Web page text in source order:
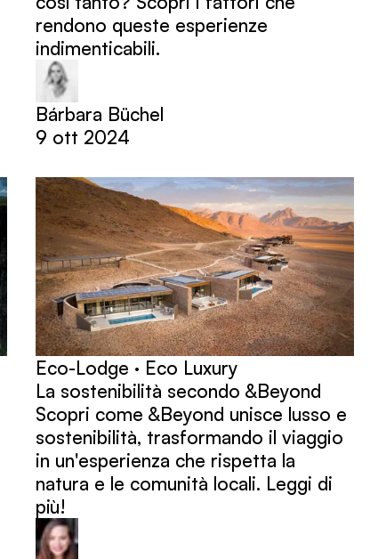
rendono queste esperienze
indimenticabili.
Bárbara Büchel
9 ott 2024
Eco-Lodge · Eco Luxury
La sostenibilità secondo &Beyond
Scopri come &Beyond unisce lusso e
sostenibilità, trasformando il viaggio
in un'esperienza che rispetta la
natura e le comunità locali. Leggi di
più!